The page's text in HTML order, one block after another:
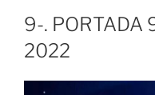
9-. PORTADA
2022